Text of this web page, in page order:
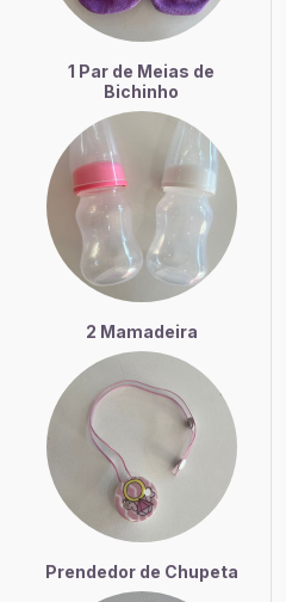
1 Par de Meias de
Bichinho
2 Mamadeira
Prendedor de Chupeta